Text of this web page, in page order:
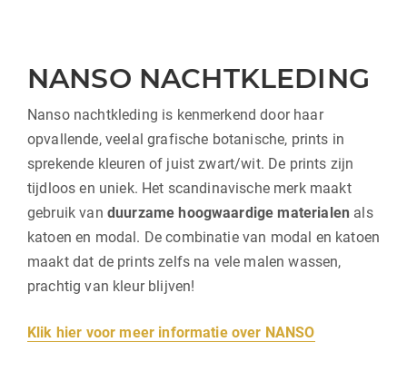
NANSO NACHTKLEDING
Nanso nachtkleding is kenmerkend door haar
opvallende, veelal grafische botanische, prints in
sprekende kleuren of juist zwart/wit. De prints zijn
tijdloos en uniek. Het scandinavische merk maakt
gebruik van duurzame hoogwaardige materialen als
katoen en modal. De combinatie van modal en katoen
maakt dat de prints zelfs na vele malen wassen,
prachtig van kleur blijven!
Klik hier voor meer informatie over NANSO